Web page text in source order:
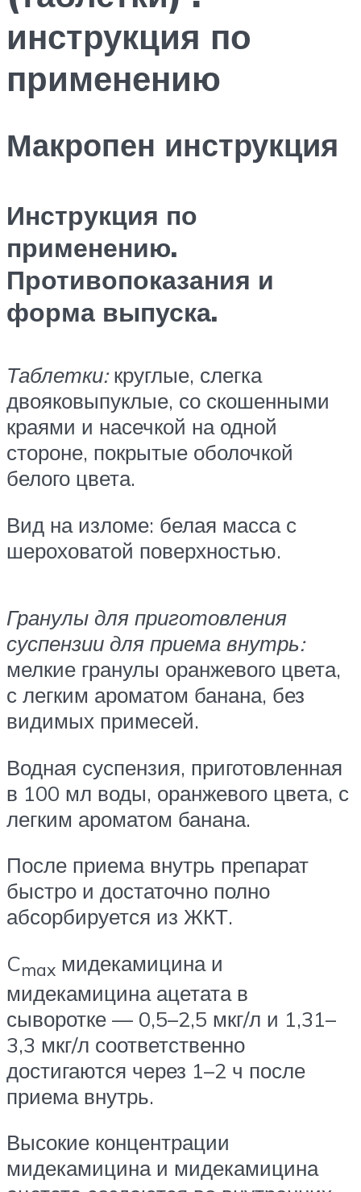
инструкция по
применению
Макропен инструкция
Инструкция по
применению.
Противопоказания и
форма выпуска.
Таблетки:круглые, слегка
двояковыпуклые, со скошенными
краями и насечкой на одной
стороне, покрытые оболочкой
белого цвета.
Вид на изломе: белая масса с
шероховатой поверхностью.
Гранулы для приготовления
суспензии для приема внутрь:
мелкие гранулы оранжевого цвета,
с легким ароматом банана, без
видимых примесей.
Водная суспензия, приготовленная
в 100 мл воды, оранжевого цвета, с
легким ароматом банана.
После приема внутрь препарат
быстро и достаточно полно
абсорбируется из ЖКТ.
Cmax мидекамицина и
мидекамицина ацетата в
сыворотке — 0,5–2,5 мкг/л и 1,31–
3,3 мкг/л соответственно
достигаются через 1–2 ч после
приема внутрь.
Высокие концентрации
мидекамицина и мидекамицина